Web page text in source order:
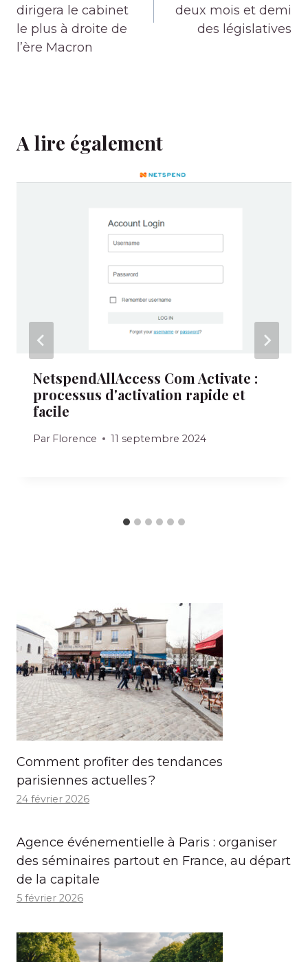
dirigera le cabinet
le plus à droite de
l’ère Macron
deux mois et demi
des législatives
A lire également
NetspendAllAccess Com Activate :
processus d'activation rapide et
facile
Par Florence 11 septembre 2024
Comment profiter des tendances
parisiennes actuelles ?
24 février 2026
Agence événementielle à Paris : organiser
des séminaires partout en France, au départ
de la capitale
5 février 2026